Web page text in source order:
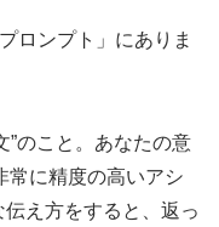
ロンプト」にありま
”のこと。あなたの意
常に精度の高いアシ
え方をすると、返っ